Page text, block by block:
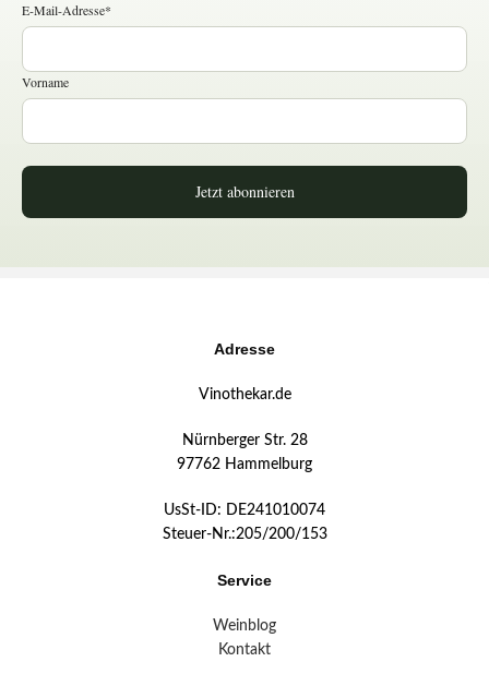
E-Mail-Adresse*
Vorname
Jetzt abonnieren
Adresse
Vinothekar.de
Nürnberger Str. 28
97762 Hammelburg
UsSt-ID: DE241010074
Steuer-Nr.:205/200/153
Service
Weinblog
Kontakt